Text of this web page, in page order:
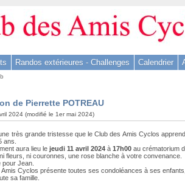
Randos extérieures - Challenges Calendrier
de Pierrette POTREAU
2024 (modifié le 1er mai 2024)
très grande tristesse que le Club des Amis Cyclos
ans.
aura lieu lejeudi 11 avril 2024 à17h00 au crématorium
fleurs, ni couronnes, une rose blanche à votre convenance.
Jean.
Amis Cyclos présente toutes ses condoléances à ses
sa famille.